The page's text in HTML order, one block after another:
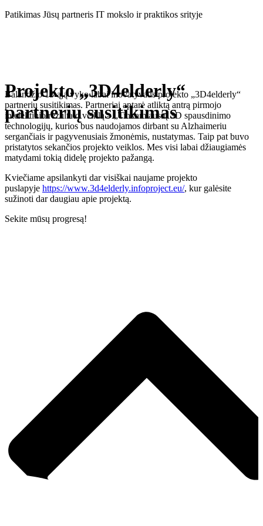
Eiti
Patikimas Jūsų partneris IT mokslo ir praktikos srityje
Projekto „3D4elderly“
partnerių susitikimas
Balandžio 13-ąją vyko labai inovatyvaus projekto „3D4elderly“
partnerių susitikimas. Partneriai aptarė atliktą antrą pirmojo
intelektinio rezultato veiklą – „Tinkamiausių 3D spausdinimo
technologijų, kurios bus naudojamos dirbant su Alzhaimeriu
sergančiais ir pagyvenusiais žmonėmis, nustatymas. Taip pat buvo
pristatytos sekančios projekto veiklos. Mes visi labai džiaugiamės
matydami tokią didelę projekto pažangą.
Kviečiame apsilankyti dar visiškai naujame projekto
puslapyje https://www.3d4elderly.infoproject.eu/, kur galėsite
sužinoti dar daugiau apie projektą.
Sekite mūsų progresą!